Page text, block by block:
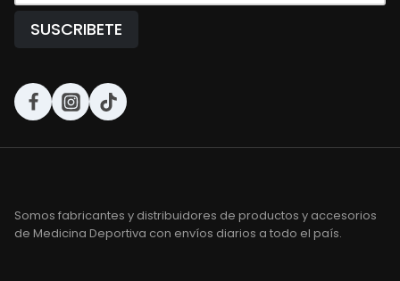
Somos fabricantes y distribuidores de productos y accesorios
de Medicina Deportiva con envíos diarios a todo el país.